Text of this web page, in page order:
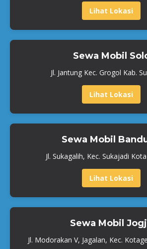
Lihat Lokasi
Sewa Mobil
Jl. Jantung Kec. Grogol Kab.
Lihat Lokasi
Sewa Mobil
Jl. Sukagalih, Kec. Sukajadi
Lihat Lokasi
Sewa Mobil
Jl. Modorakan V, Jagalan, Kec.